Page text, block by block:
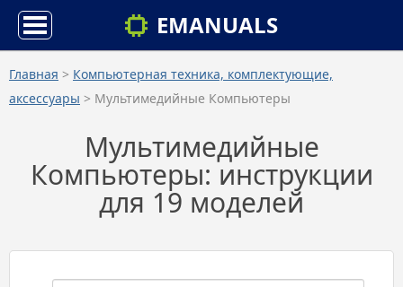
EMANUALS
Главная > Компьютерная техника, комплектующие,
аксессуары > Мультимедийные Компьютеры
Мультимедийные
Компьютеры: инструкции
для 19 моделей